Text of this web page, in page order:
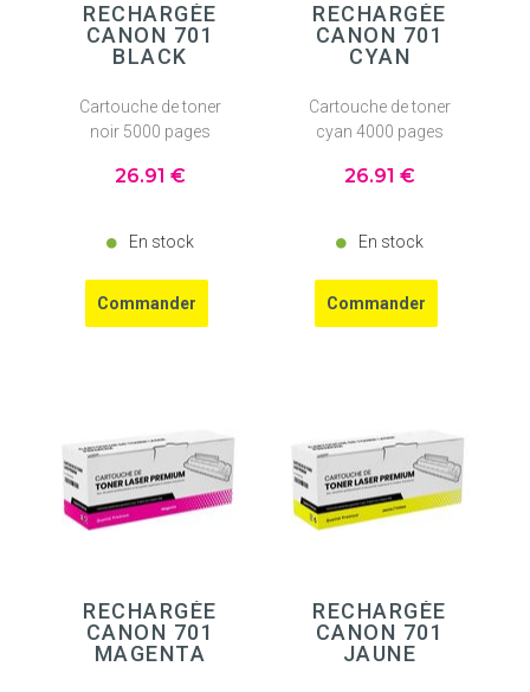
RECHARGÉE
CANON 701
BLACK
Cartouche de toner
noir 5000 pages
26.91 €
En stock
RECHARGÉE
CANON 701
CYAN
Cartouche de toner
cyan 4000 pages
26.91 €
En stock
RECHARGÉE
CANON 701
MAGENTA
RECHARGÉE
CANON 701
JAUNE